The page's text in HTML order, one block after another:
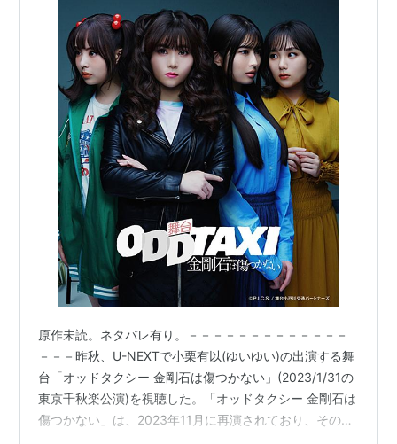
原作未読。ネタバレ有り。－－－－－－－－－－－－－
－－－昨秋、U-NEXTで小栗有以(ゆいゆい)の出演する舞
台「オッドタクシー 金剛石は傷つかない」(2023/1/31の
東京千秋楽公演)を視聴した。「オッドタクシー 金剛石は
傷つかない」は、2023年11月に再演されており、その際